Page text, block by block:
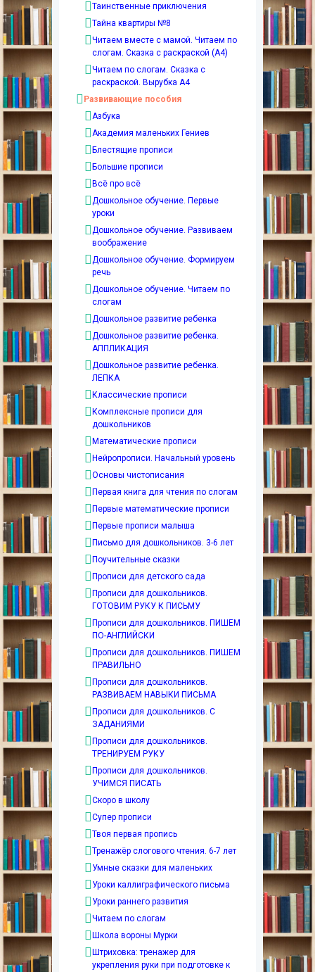
Таинственные приключения
Тайна квартиры №8
Читаем вместе с мамой. Читаем по
слогам. Сказка с раскраской (А4)
Читаем по слогам. Сказка с
раскраской. Вырубка А4
Развивающие пособия
Азбука
Академия маленьких Гениев
Блестящие прописи
Большие прописи
Всё про всё
Дошкольное обучение. Первые
уроки
Дошкольное обучение. Развиваем
воображение
Дошкольное обучение. Формируем
речь
Дошкольное обучение. Читаем по
слогам
Дошкольное развитие ребенка
Дошкольное развитие ребенка.
АППЛИКАЦИЯ
Дошкольное развитие ребенка.
ЛЕПКА
Классические прописи
Комплексные прописи для
дошкольников
Математические прописи
Нейропрописи. Начальный уровень
Основы чистописания
Первая книга для чтения по слогам
Первые математические прописи
Первые прописи малыша
Письмо для дошкольников. 3-6 лет
Поучительные сказки
Прописи для детского сада
Прописи для дошкольников.
ГОТОВИМ РУКУ К ПИСЬМУ
Прописи для дошкольников. ПИШЕМ
ПО-АНГЛИЙСКИ
Прописи для дошкольников. ПИШЕМ
ПРАВИЛЬНО
Прописи для дошкольников.
РАЗВИВАЕМ НАВЫКИ ПИСЬМА
Прописи для дошкольников. С
ЗАДАНИЯМИ
Прописи для дошкольников.
ТРЕНИРУЕМ РУКУ
Прописи для дошкольников.
УЧИМСЯ ПИСАТЬ
Скоро в школу
Супер прописи
Твоя первая пропись
Тренажёр слогового чтения. 6-7 лет
Умные сказки для маленьких
Уроки каллиграфического письма
Уроки раннего развития
Читаем по слогам
Школа вороны Мурки
Штриховка: тренажер для
укрепления руки при подготовке к